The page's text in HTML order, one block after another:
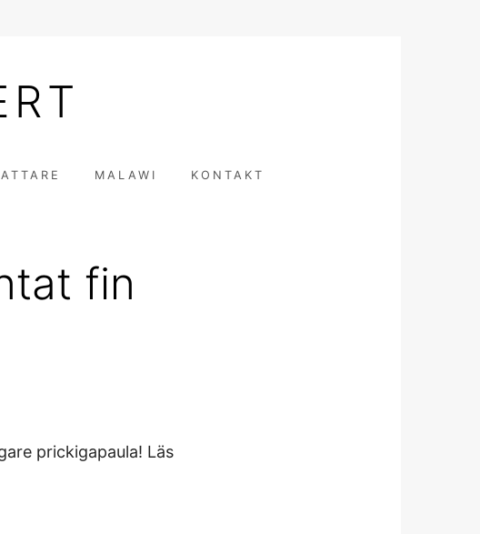
MALAWI KONTAKT
fin
prickigapaula! Läs